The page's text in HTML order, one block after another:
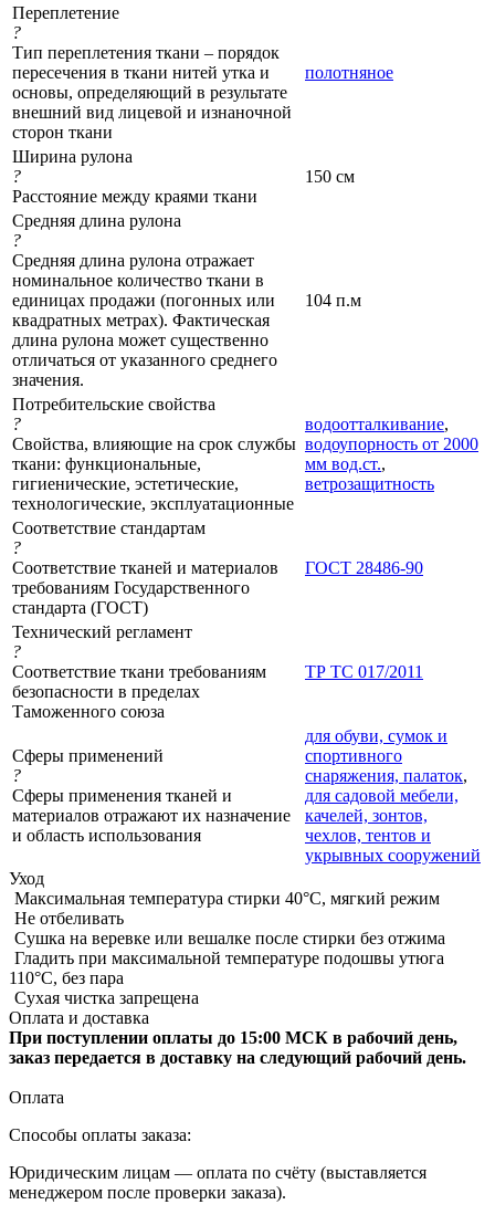
Переплетение
?
Тип переплетения ткани – порядок
пересечения в ткани нитей утка и
основы, определяющий в результате
внешний вид лицевой и изнаночной
сторон ткани
полотняное
Ширина рулона
?
Расстояние между краями ткани
150 см
Средняя длина рулона
?
Средняя длина рулона отражает
номинальное количество ткани в
единицах продажи (погонных или
квадратных метрах). Фактическая
длина рулона может существенно
отличаться от указанного среднего
значения.
104 п.м
Потребительские свойства
?
Свойства, влияющие на срок службы
ткани: функциональные,
гигиенические, эстетические,
технологические, эксплуатационные
водоотталкивание,
водоупорность от 2000
мм вод.ст.,
ветрозащитность
Соответствие стандартам
?
Соответствие тканей и материалов
требованиям Государственного
стандарта (ГОСТ)
ГОСТ 28486-90
Технический регламент
?
Соответствие ткани требованиям
безопасности в пределах
Таможенного союза
ТР ТС 017/2011
Сферы применений
?
Сферы применения тканей и
материалов отражают их назначение
и область использования
для обуви, сумок и
спортивного
снаряжения, палаток,
для садовой мебели,
качелей, зонтов,
чехлов, тентов и
укрывных сооружений
Уход
Максимальная температура стирки 40°C, мягкий режим
Не отбеливать
Сушка на веревке или вешалке после стирки без отжима
Гладить при максимальной температуре подошвы утюга
110°C, без пара
Сухая чистка запрещена
Оплата и доставка
При поступлении оплаты до 15:00 МСК в рабочий день,
заказ передается в доставку на следующий рабочий день.
Оплата
Способы оплаты заказа:
Юридическим лицам — оплата по счёту (выставляется
менеджером после проверки заказа).